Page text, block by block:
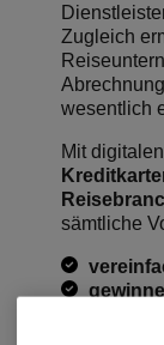
Zugleich
wesentlich
Mit
sämtliche